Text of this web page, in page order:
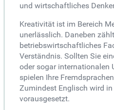
und wirtschaftliches
Kreativität ist im Bereich
unerlässlich. Daneben
betriebswirtschaftliches
Verständnis. Sollten Sie
oder sogar internationalen
spielen Ihre
Zumindest Englisch wird
vorausgesetzt.